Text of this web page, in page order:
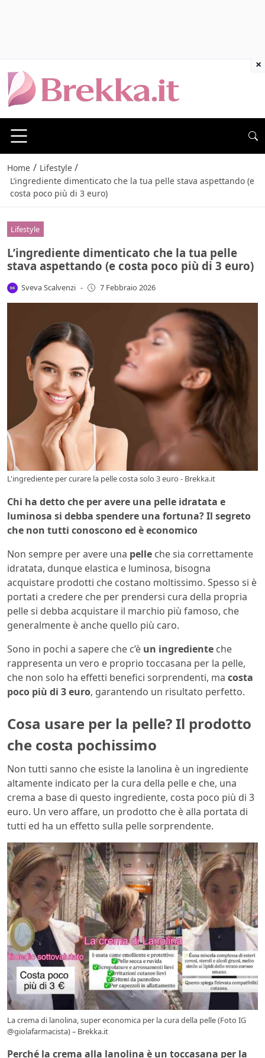
Home / Lifestyle /
L’ingrediente dimenticato che la tua pelle stava aspettando (e
costa poco più di 3 euro)
Lifestyle
L’ingrediente dimenticato che la tua pelle
stava aspettando (e costa poco più di 3 euro)
Sveva Scalvenzi - 7 Febbraio 2026
L'ingrediente per curare la pelle costa solo 3 euro - Brekka.it
Chi ha detto che per avere una pelle idratata e
luminosa si debba spendere una fortuna? Il segreto
che non tutti conoscono ed è economico
Non sempre per avere una pelle che sia correttamente
idratata, dunque elastica e luminosa, bisogna
acquistare prodotti che costano moltissimo. Spesso si è
portati a credere che per prendersi cura della propria
pelle si debba acquistare il marchio più famoso, che
generalmente è anche quello più caro.
Sono in pochi a sapere che c’è un ingrediente che
rappresenta un vero e proprio toccasana per la pelle,
che non solo ha effetti benefici sorprendenti, ma costa
poco più di 3 euro, garantendo un risultato perfetto.
Cosa usare per la pelle? Il prodotto
che costa pochissimo
Non tutti sanno che esiste la lanolina è un ingrediente
altamente indicato per la cura della pelle e che, una
crema a base di questo ingrediente, costa poco più di 3
euro. Un vero affare, un prodotto che è alla portata di
tutti ed ha un effetto sulla pelle sorprendente.
La crema di lanolina, super economica per la cura della pelle (Foto IG
@giolafarmacista) – Brekka.it
Perché la crema alla lanolina è un toccasana per la
×